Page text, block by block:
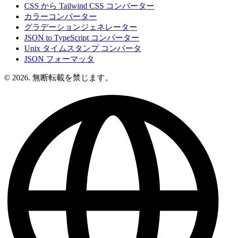
CSS から Tailwind CSS コンバーター
カラーコンバーター
グラデーションジェネレーター
JSON to TypeScript コンバーター
Unix タイムスタンプ コンバータ
JSON フォーマッタ
© 2026. 無断転載を禁じます。